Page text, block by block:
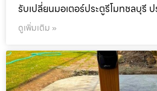
รับเปลี่ยนมอเตอร์ประตูรีโมทชลบุรี ป
ดูเพิ่มเติม »